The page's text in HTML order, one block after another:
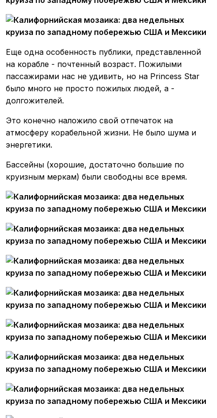
Еще одна особенность публики, представленной
на корабле - почтенный возраст. Пожилыми
пассажирами нас не удивить, но на Princess Star
было много не просто пожилых людей, а -
долгожителей.
Это конечно наложило свой отпечаток на
атмосферу корабельной жизни. Не было шума и
энергетики.
Бассейны (хорошие, достаточно большие по
круизным меркам) были свободны все время.